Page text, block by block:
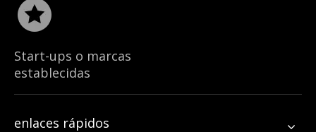
Start-ups o marcas
establecidas
enlaces rápidos